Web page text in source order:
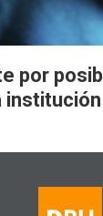
por
institución